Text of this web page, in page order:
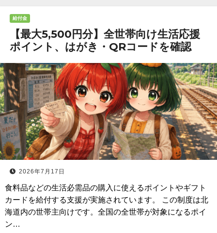
給付金
【最大5,500円分】全世帯向け生活応援
ポイント、はがき・QRコードを確認
2026年7月17日
食料品などの生活必需品の購入に使えるポイントやギフト
カードを給付する支援が実施されています。 この制度は北
海道内の世帯主向けです。全国の全世帯が対象になるポイ
ン…